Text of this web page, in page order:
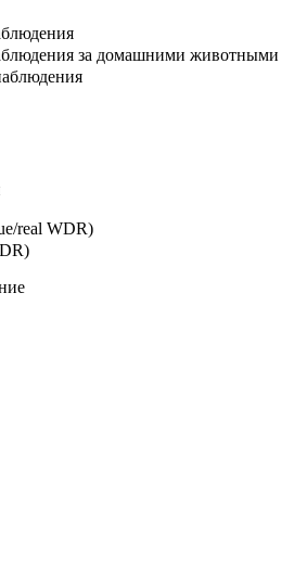
за домашними животными
real WDR)